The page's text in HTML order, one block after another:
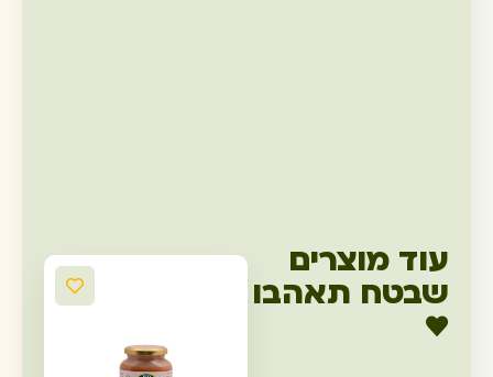
עוד מוצרים
שבטח תאהבו
♥